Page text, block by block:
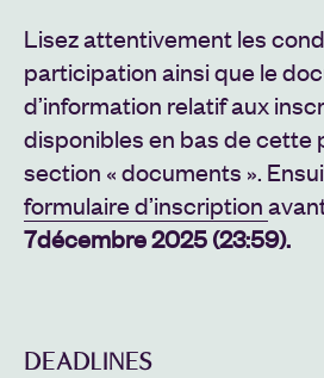
Lisez attentivement les
participation ainsi que le
d’information relatif aux
disponibles en bas de cette
section « documents ».
formulaire d’inscription
7décembre 2025 (23:59).
DEADLINES